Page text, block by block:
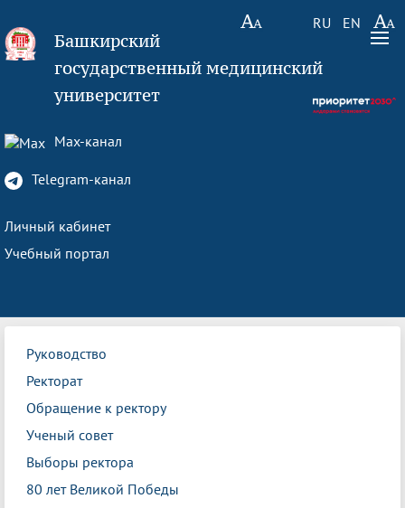
RU EN
Башкирский
государственный медицинский
университет
Max-канал
Telegram-канал
Личный кабинет
Учебный портал
Руководство
Ректорат
Обращение к ректору
Ученый совет
Выборы ректора
80 лет Великой Победы